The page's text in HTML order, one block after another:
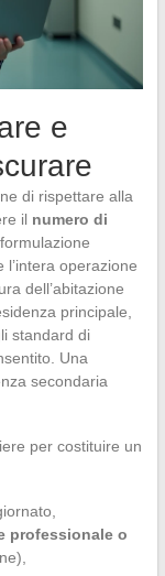
e
di rispettare alla
il numero di
operazione
dell’abitazione
principale,
standard di
Una
secondaria
per costituire un
professionale o